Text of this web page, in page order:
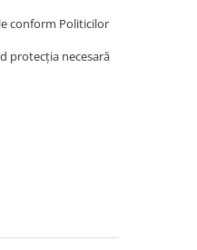
conform Politicilor
protecția necesară